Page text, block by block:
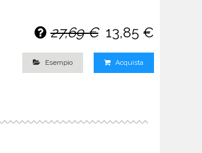
27,69 € 13,85 €
Esempio Acquista